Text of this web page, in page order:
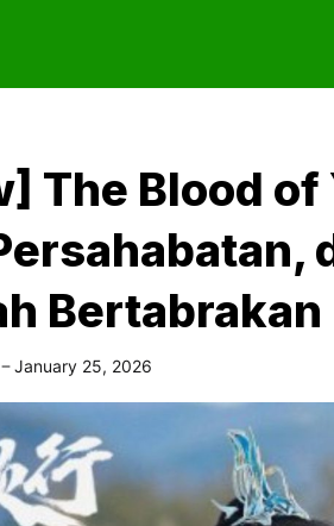
The Blood
Bertabrakan
January 25, 2026